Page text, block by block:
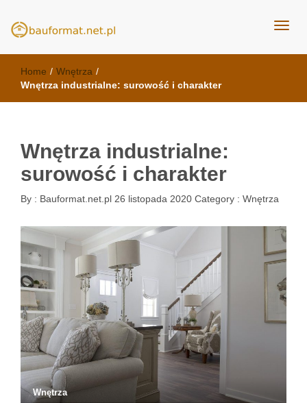
meble kuchenne Bauformat
Home / Wnętrza /
Wnętrza industrialne: surowość i charakter
Wnętrza industrialne:
surowość i charakter
By : Bauformat.net.pl 26 listopada 2020 Category : Wnętrza
Wnętrza